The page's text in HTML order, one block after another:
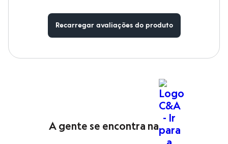
Calças
Camisetas e Regatas
Recarregar avaliações do produto
A gente se encontra na